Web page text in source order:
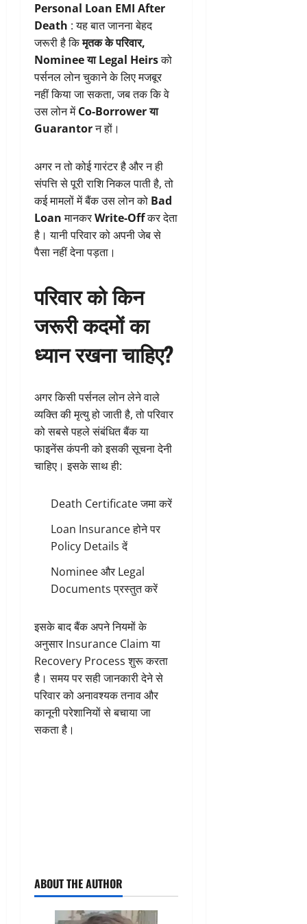
Personal Loan EMI After
Death : यह बात जानना बेहद
जरूरी है किमृतक के परिवार,
Nominee या Legal Heirsको
पर्सनल लोन चुकाने के लिए मजबूर
नहीं किया जा सकता, जब तक कि वे
उस लोन मेंCo-Borrower या
Guarantorन हों।
अगर न तो कोई गारंटर है और न ही
संपत्ति से पूरी राशि निकल पाती है, तो
कई मामलों में बैंक उस लोन को Bad
LoanमानकरWrite-Offकर देता
है। यानी परिवार को अपनी जेब से
पैसा नहीं देना पड़ता।
परिवार को किन
जरूरी कदमों का
ध्यान रखना चाहिए?
अगर किसी पर्सनल लोन लेने वाले
व्यक्ति की मृत्यु हो जाती है, तो परिवार
को सबसे पहले संबंधित बैंक या
फाइनेंस कंपनी को इसकी सूचना देनी
चाहिए। इसके साथ ही:
Death Certificate जमा करें
Loan Insurance होने पर
Policy Details दें
Nominee और Legal
Documents प्रस्तुत करें
इसके बाद बैंक अपने नियमों के
अनुसार Insurance Claim या
Recovery Process शुरू करता
है। समय पर सही जानकारी देने से
परिवार को अनावश्यक तनाव और
कानूनी परेशानियों से बचाया जा
सकता है।
ABOUT THE AUTHOR